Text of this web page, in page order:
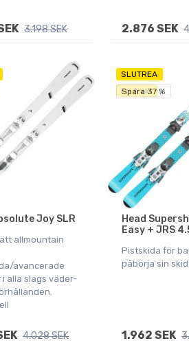
3.198 SEK 2.876 SEK
Joy SLR
allmountain
avancerade
i alla slags väder-
4.028 SEK
SLUTREA
Fri frakt
Spara 37 %
Head
Easy + JRS
Pistskida för
påbörja sin
1.962 SEK